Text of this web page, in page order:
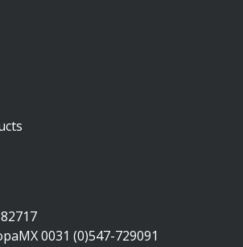
0031 (0)547-729091